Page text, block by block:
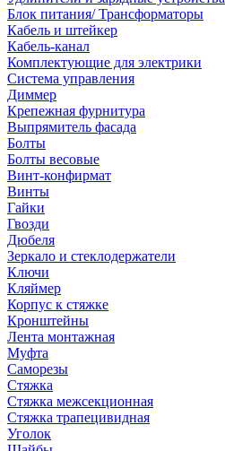
Блок питания/ Трансформаторы
Кабель и штейкер
Кабель-канал
Комплектующие для электрики
Система управления
Диммер
Крепежная фурнитура
Выпрямитель фасада
Болты
Болты весовые
Винт-конфирмат
Винты
Гайки
Гвозди
Дюбеля
Зеркало и стеклодержатели
Ключи
Кляймер
Корпус к стяжке
Кронштейны
Лента монтажная
Муфта
Саморезы
Стяжка
Стяжка межсекционная
Стяжка трапецивидная
Уголок